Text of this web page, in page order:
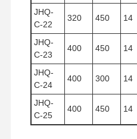
JHQ-
C-22
320 450 14
JHQ-
C-23
400 450 14
JHQ-
C-24
400 300 14
JHQ-
C-25
400 450 14